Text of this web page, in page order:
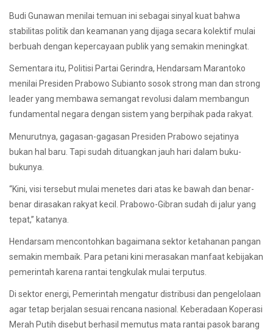
Budi Gunawan menilai temuan ini sebagai sinyal kuat bahwa
stabilitas politik dan keamanan yang dijaga secara kolektif mulai
berbuah dengan kepercayaan publik yang semakin meningkat.
Sementara itu, Politisi Partai Gerindra, Hendarsam Marantoko
menilai Presiden Prabowo Subianto sosok strong man dan strong
leader yang membawa semangat revolusi dalam membangun
fundamental negara dengan sistem yang berpihak pada rakyat.
Menurutnya, gagasan-gagasan Presiden Prabowo sejatinya
bukan hal baru. Tapi sudah dituangkan jauh hari dalam buku-
bukunya.
“Kini, visi tersebut mulai menetes dari atas ke bawah dan benar-
benar dirasakan rakyat kecil. Prabowo-Gibran sudah di jalur yang
tepat,” katanya.
Hendarsam mencontohkan bagaimana sektor ketahanan pangan
semakin membaik. Para petani kini merasakan manfaat kebijakan
pemerintah karena rantai tengkulak mulai terputus.
Di sektor energi, Pemerintah mengatur distribusi dan pengelolaan
agar tetap berjalan sesuai rencana nasional. Keberadaan Koperasi
Merah Putih disebut berhasil memutus mata rantai pasok barang